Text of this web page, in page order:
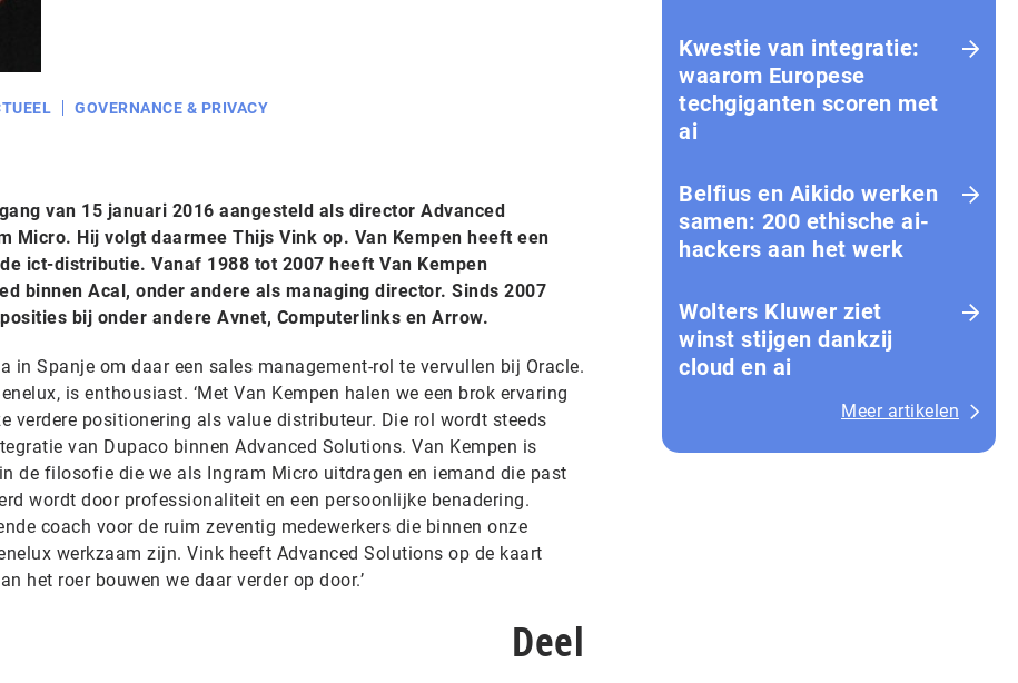
GOVERNANCE & PRIVACY
van 15 januari 2016 aangesteld als director Advanced
Micro. Hij volgt daarmee Thijs Vink op. Van Kempen heeft een
ict-distributie. Vanaf 1988 tot 2007 heeft Van Kempen
binnen Acal, onder andere als managing director. Sinds 2007
bij onder andere Avnet, Computerlinks en Arrow.
in Spanje om daar een sales management-rol te vervullen bij Oracle.
is enthousiast. ‘Met Van Kempen halen we een brok ervaring
verdere positionering als value distributeur. Die rol wordt steeds
van Dupaco binnen Advanced Solutions. Van Kempen is
de filosofie die we als Ingram Micro uitdragen en iemand die past
wordt door professionaliteit en een persoonlijke benadering.
coach voor de ruim zeventig medewerkers die binnen onze
werkzaam zijn. Vink heeft Advanced Solutions op de kaart
het roer bouwen we daar verder op door.’
Deel
Kwestie van integratie:
waarom Europese
techgiganten scoren met
ai
Belfius en Aikido werken
samen: 200 ethische ai-
hackers aan het werk
Wolters Kluwer ziet
winst stijgen dankzij
cloud en ai
Meer artikelen